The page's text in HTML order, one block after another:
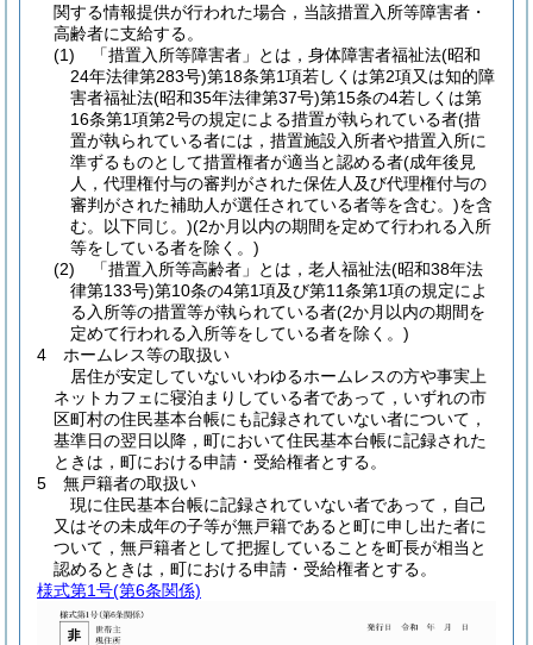
関する情報提供が行われた場合，当該措置入所等障害者・
高齢者に支給する。
(1) 「措置入所等障害者」とは，身体障害者福祉法(昭和
24年法律第283号)第18条第1項若しくは第2項又は知的障
害者福祉法(昭和35年法律第37号)第15条の4若しくは第
16条第1項第2号の規定による措置が執られている者(措
置が執られている者には，措置施設入所者や措置入所に
準ずるものとして措置権者が適当と認める者(成年後見
人，代理権付与の審判がされた保佐人及び代理権付与の
審判がされた補助人が選任されている者等を含む。)を含
む。以下同じ。)(2か月以内の期間を定めて行われる入所
等をしている者を除く。)
(2) 「措置入所等高齢者」とは，老人福祉法(昭和38年法
律第133号)第10条の4第1項及び第11条第1項の規定によ
る入所等の措置等が執られている者(2か月以内の期間を
定めて行われる入所等をしている者を除く。)
4 ホームレス等の取扱い
居住が安定していないいわゆるホームレスの方や事実上
ネットカフェに寝泊まりしている者であって，いずれの市
区町村の住民基本台帳にも記録されていない者について，
基準日の翌日以降，町において住民基本台帳に記録された
ときは，町における申請・受給権者とする。
5 無戸籍者の取扱い
現に住民基本台帳に記録されていない者であって，自己
又はその未成年の子等が無戸籍であると町に申し出た者に
ついて，無戸籍者として把握していることを町長が相当と
認めるときは，町における申請・受給権者とする。
様式第1号(第6条関係)